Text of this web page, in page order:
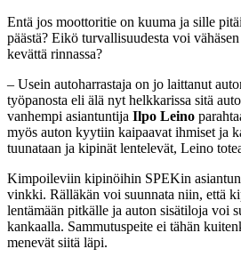
Entä jos moottoritie on kuuma ja sille
päästä? Eikö turvallisuudesta voi
kevättä rinnassa?
– Usein autoharrastaja on jo laittanut
työpanosta eli älä nyt helkkarissa sitä
vanhempi asiantuntija Ilpo Leino
myös auton kyytiin kaipaavat ihmiset ja
tuunataan ja kipinät lentelevät, Leino
Kimpoileviin kipinöihin SPEKin
vinkki. Rälläkän voi suunnata niin, että
lentämään pitkälle ja auton sisätiloja voi
kankaalla. Sammutuspeite ei tähän
menevät siitä läpi.